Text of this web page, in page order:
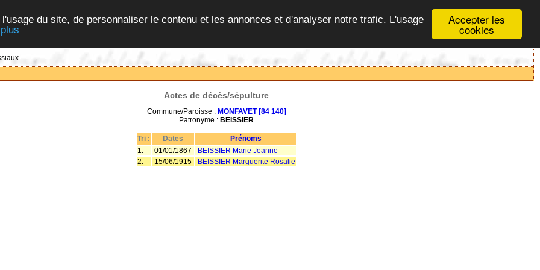
Accepter les
cookies
du site, de personnaliser le contenu et les annonces et d'analyser notre trafic. L'usage
Actes de décès/sépulture
Commune/Paroisse : MONFAVET [84 140]
Patronyme : BEISSIER
Tri : Dates
Prénoms
1.
01/01/1867
BEISSIER Marie Jeanne
2.
15/06/1915 BEISSIER Marguerite Rosalie